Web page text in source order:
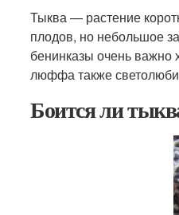
Тыква — растение
плодов, но небольшое
бенинказы очень важно
люффа также
Боится ли